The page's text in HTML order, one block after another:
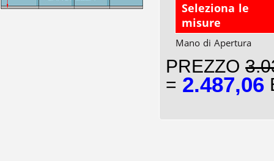
Seleziona le
misure
Mano di Apertura
PREZZO
= 2.487,06